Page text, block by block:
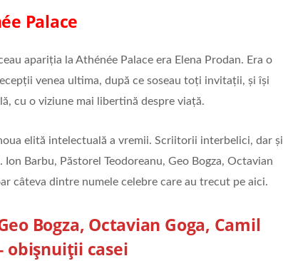
Palace
apariția la Athénée Palace era Elena Prodan. Era o
venea ultima, după ce soseau toți invitații, și își
cu o viziune mai libertină despre viață.
elită intelectuală a vremii. Scriitorii interbelici, dar și
Barbu, Păstorel Teodoreanu, Geo Bogza, Octavian
câteva dintre numele celebre care au trecut pe aici.
Bogza, Octavian Goga, Camil
obișnuiții casei